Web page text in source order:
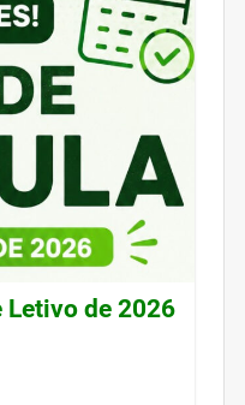
Letivo de 2026